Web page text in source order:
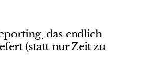
das endlich
(statt nur Zeit zu